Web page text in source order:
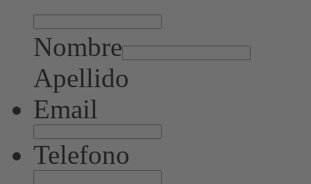
Nombre
Apellido
Email
Telefono